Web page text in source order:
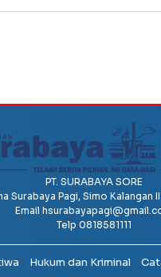
PT. SURABAYA SORE
Surabaya Pagi, Simo Kalangan
Email
Telp 0818581111
Hukum dan Kriminal